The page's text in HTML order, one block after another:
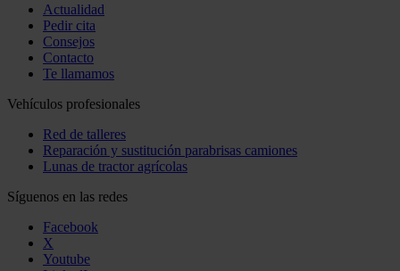
Actualidad
Pedir cita
Consejos
Contacto
Te llamamos
Vehículos profesionales
Red de talleres
Reparación y sustitución parabrisas camiones
Lunas de tractor agrícolas
Síguenos en las redes
Facebook
X
Youtube